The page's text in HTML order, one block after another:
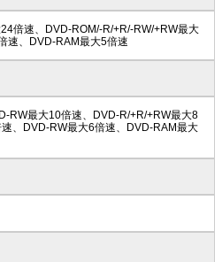
倍速、DVD-ROM/-R/+R/-RW/+RW最大
速、DVD-RAM最大5倍速
RW最大10倍速、DVD-R/+R/+RW最大8
、DVD-RW最大6倍速、DVD-RAM最大